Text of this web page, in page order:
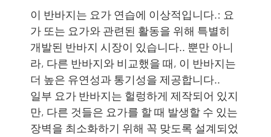
이 반바지는 요가 연습에 이상적입니다.: 요
가 또는 요가와 관련된 활동을 위해 특별히
개발된 반바지 시장이 있습니다.. 뿐만 아니
라, 다른 반바지와 비교했을 때, 이 반바지는
더 높은 유연성과 통기성을 제공합니다..
일부 요가 반바지는 헐렁하게 제작되어 있지
만, 다른 것들은 요가를 할 때 발생할 수 있는
장벽을 최소화하기 위해 꼭 맞도록 설계되었